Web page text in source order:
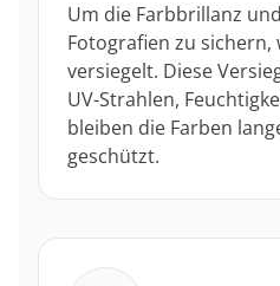
Um die Farbbrillanz
Fotografien zu sichern,
versiegelt. Diese
UV-Strahlen,
bleiben die Farben
geschützt.